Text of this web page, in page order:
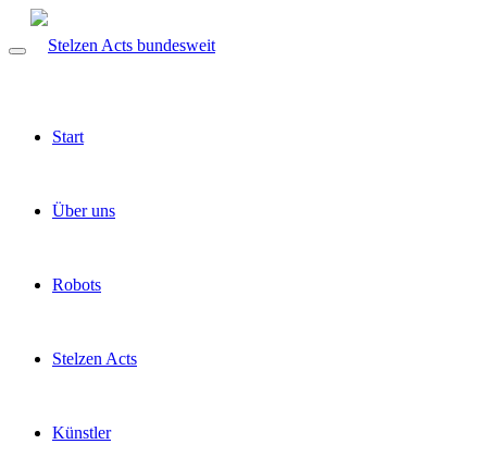
Start
Über uns
Robots
Stelzen Acts
Künstler